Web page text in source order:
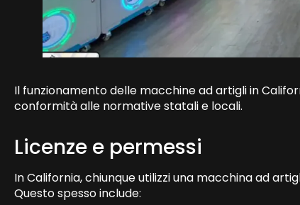
Il funzionamento delle macchine ad artigli in
conformità alle normative statali e locali.
Licenze e permessi
In California, chiunque utilizzi una macchina ad
Questo spesso include: